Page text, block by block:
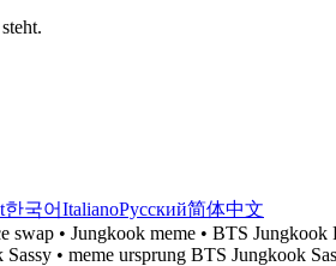
한국어ItalianoРусский简体中文
• Jungkook meme • BTS Jungkook
• meme ursprung BTS Jungkook